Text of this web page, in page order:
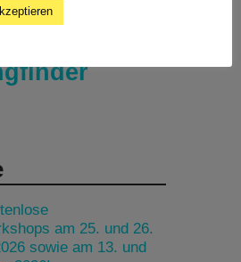
am 25. und 26.
sowie am 13. und